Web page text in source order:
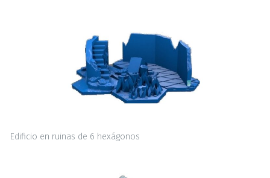
Edificio en ruinas de 6 hexágonos